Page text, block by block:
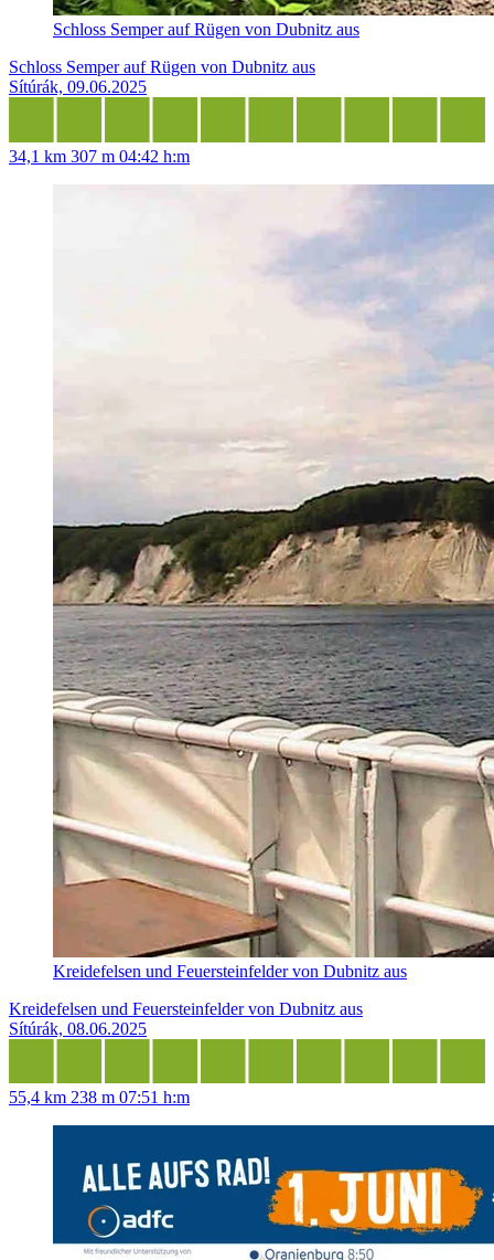
Schloss Semper auf Rügen von Dubnitz aus
Schloss Semper auf Rügen von Dubnitz aus
Sítúrák, 09.06.2025
34,1 km 307 m 04:42 h:m
Kreidefelsen und Feuersteinfelder von Dubnitz aus
Kreidefelsen und Feuersteinfelder von Dubnitz aus
Sítúrák, 08.06.2025
55,4 km 238 m 07:51 h:m